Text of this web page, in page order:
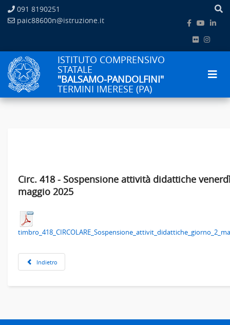
091 8190251
paic88600n@istruzione.it
ISTITUTO COMPRENSIVO
STATALE
"BALSAMO-PANDOLFINI"
TERMINI IMERESE (PA)
Circ. 418 - Sospensione attività didattiche
maggio 2025
Indietro